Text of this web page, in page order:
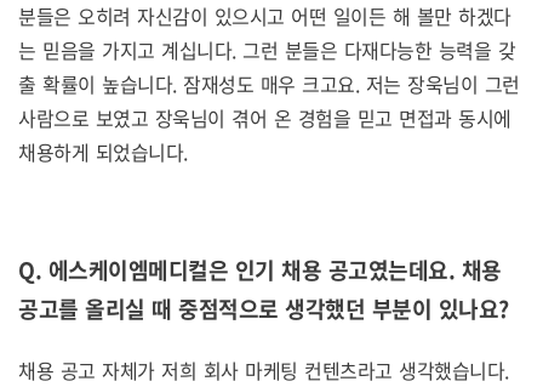
분들은 오히려 자신감이 있으시고 어떤 일이든 해 볼만 하겠다
는 믿음을 가지고 계십니다. 그런 분들은 다재다능한 능력을 갖
출 확률이 높습니다. 잠재성도 매우 크고요. 저는 장욱님이 그런
사람으로 보였고 장욱님이 겪어 온 경험을 믿고 면접과 동시에
채용하게 되었습니다.
Q. 에스케이엠메디컬은 인기 채용 공고였는데요. 채용
공고를 올리실 때 중점적으로 생각했던 부분이 있나요?
채용 공고 자체가 저희 회사 마케팅 컨텐츠라고 생각했습니다.